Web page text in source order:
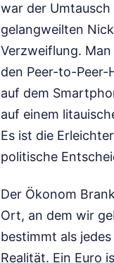
war der
gelangweilten
Verzweiflung.
den Peer-to-
auf dem
auf einem
Es ist die
politische
Der Ökonom
Ort, an dem wir
bestimmt als
Realität. Ein Euro